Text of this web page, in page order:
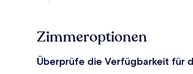
Zimmeroptionen
Überprüfe die Verfügbarkeit für